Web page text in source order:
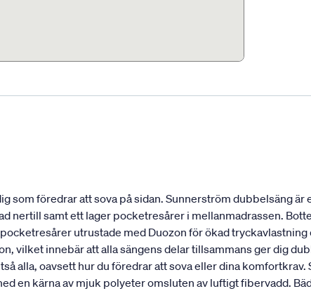
som föredrar att sova på sidan. Sunnerström dubbelsäng
nertill samt ett lager pocketresårer i mellanmadrassen.
utrustade med Duozon för ökad
vilket innebär att alla sängens delar tillsammans ger dig
alla, oavsett hur du föredrar att sova eller dina
en kärna av mjuk polyeter omsluten av luftigt fibervadd.